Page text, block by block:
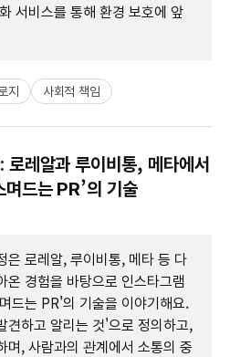
서비스를 통해 환경 보호에 앞
지 사회적 책임
로레알과 루이비통, 메타에서
며드는 PR’의 기술
은 로레알, 루이비통, 메타 등 다
온 경험을 바탕으로 인스타그램
드는 PR'의 기술을 이야기해요.
견하고 알리는 것'으로 정의하고,
며, 사람과의 관계에서 소통의 중